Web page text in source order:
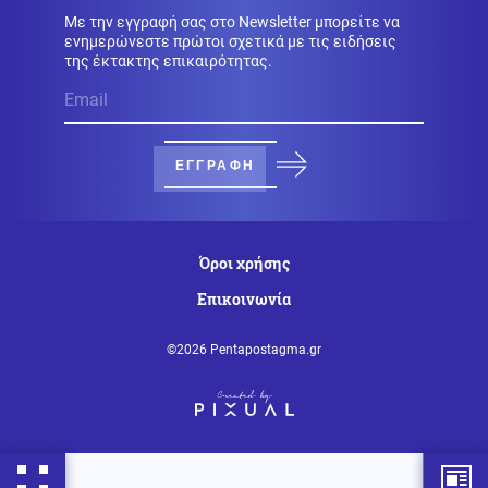
Κοινωνία 07.08.2026 - 07:35
Υψηλός κίνδυνος πυρκαγιάς σήμερα σε Αττική, Κρήτη,
Πελοπόννησο, Εύβοια και νησιά του Αιγαίου
Μέση Ανατολή 07.08.2026 - 07:32
Το Ιράν κλείνει τα Στενά για ΗΠΑ και Ισραήλ – Στην
«Κρανίου τόπος» το Πόρτο Γερμενό: 84 σπίτια στον
07.08.2026 - 07:23
Με την εγγραφή σας στο Newsletter μπορείτε να
ενημερώνεστε πρώτοι σχετικά με τις ειδήσεις
της έκτακτης επικαιρότητας.
ΕΓΓΡΑΦΗ
Όροι χρήσης
Επικοινωνία
©2026 Pentapostagma.gr